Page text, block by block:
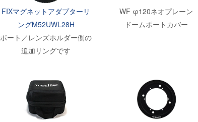
FIXマグネットアダプターリ
ングM52UWL28H
ポート／レンズホルダー側の
追加リングです
WF φ120ネオプレーン
ドームポートカバー